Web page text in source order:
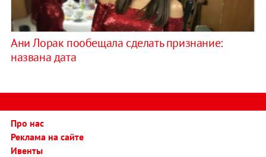
Ани Лорак пообещала сделать признание:
названа дата
Про нас
Реклама на сайте
Ивенты